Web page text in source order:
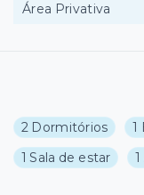
2 Dormitórios 1
1 Sala de estar
Área Privativa